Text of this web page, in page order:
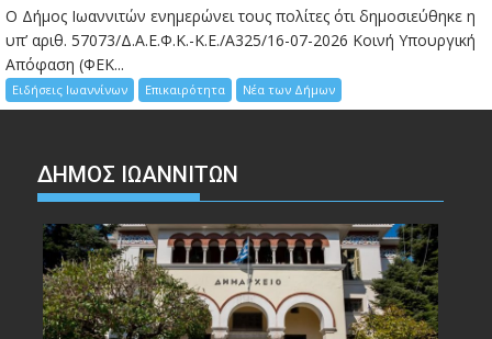
Ο Δήμος Ιωαννιτών ενημερώνει τους πολίτες ότι δημοσιεύθηκε η
υπ’ αριθ. 57073/Δ.Α.Ε.Φ.Κ.-Κ.Ε./Α325/16-07-2026 Κοινή Υπουργική
Απόφαση (ΦΕΚ...
Ειδήσεις Ιωαννίνων Επικαιρότητα Νέα των Δήμων
ΔΗΜΟΣ ΙΩΑΝΝΙΤΩΝ